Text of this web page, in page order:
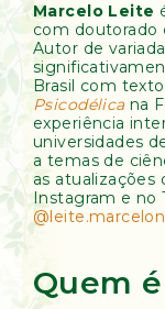
Marcelo Leite
com doutorado
Autor de
Brasil com
Psicodélicana
experiência
universidades
a temas de
as atualizações
Instagram e no
@leite.marcelon
Quem